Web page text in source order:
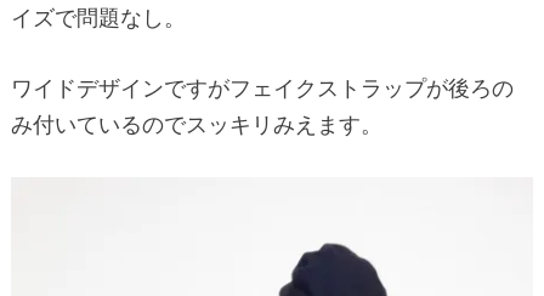
イズで問題なし。
ワイドデザインですがフェイクストラップが後ろの
み付いているのでスッキリみえます。